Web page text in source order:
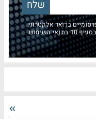
בדואר אלקטרוני
השימוש